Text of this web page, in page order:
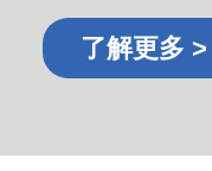
了解更多 >